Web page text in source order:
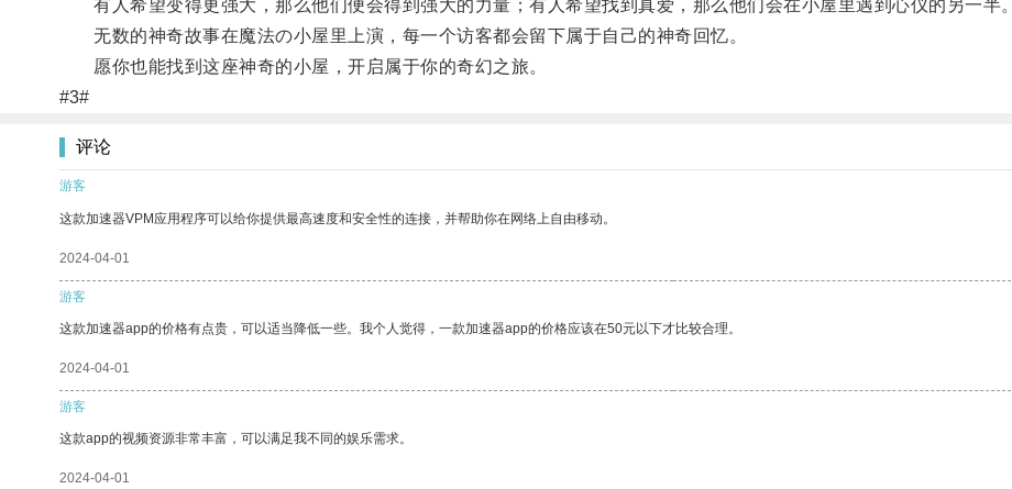
有人希望变得更强大，那么他们便会得到强大的力量；有人希望找到真爱，那么他们会在小屋里遇到心仪的另一半。
无数的神奇故事在魔法の小屋里上演，每一个访客都会留下属于自己的神奇回忆。
愿你也能找到这座神奇的小屋，开启属于你的奇幻之旅。
#3#
评论
游客
这款加速器VPM应用程序可以给你提供最高速度和安全性的连接，并帮助你在网络上自由移动。
2024-04-01
游客
这款加速器app的价格有点贵，可以适当降低一些。我个人觉得，一款加速器app的价格应该在50元以下才比较合理。
2024-04-01
游客
这款app的视频资源非常丰富，可以满足我不同的娱乐需求。
2024-04-01